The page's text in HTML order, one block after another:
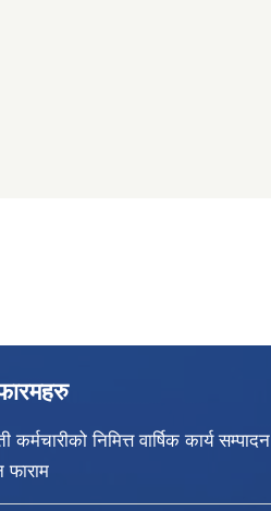
कर्मचारीको निमित्त वार्षिक कार्य सम्पादन
फाराम